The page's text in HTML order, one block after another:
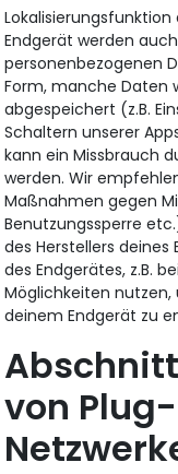
Endgerät werden
personenbezogenen
Form, manche Daten
abgespeichert (z.B.
Schaltern unserer
kann ein Missbrauch
werden. Wir
Maßnahmen gegen
Benutzungssperre
des Herstellers
des Endgerätes, z.B.
Möglichkeiten
deinem Endgerät zu
von